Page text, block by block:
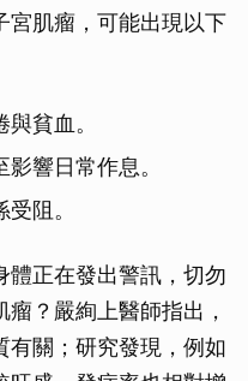
宮肌瘤，可能出現以下
貧血。
響日常作息。
阻。
體正在發出警訊，切勿
？嚴絢上醫師指出，
有關；研究發現，例如